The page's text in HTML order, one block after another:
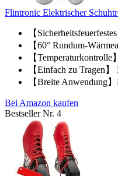
Flintronic Elektrischer
【
【60° Rundum-
【
【Einfach zu Tragen
【Breite Anwendung
Bei Amazon kaufen
Bestseller Nr. 4